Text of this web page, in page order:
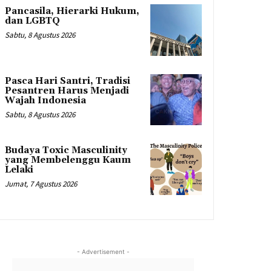
Pancasila, Hierarki Hukum,
dan LGBTQ
Sabtu, 8 Agustus 2026
Pasca Hari Santri, Tradisi
Pesantren Harus Menjadi
Wajah Indonesia
Sabtu, 8 Agustus 2026
Budaya Toxic Masculinity
yang Membelenggu Kaum
Lelaki
Jumat, 7 Agustus 2026
- Advertisement -